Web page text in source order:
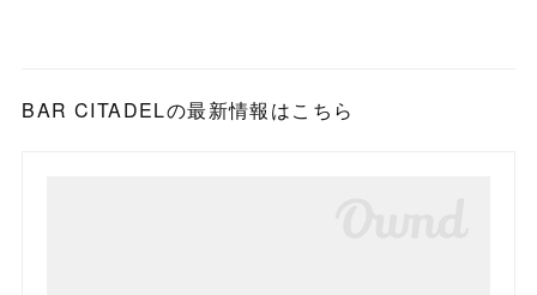
BAR CITADELの最新情報はこちら